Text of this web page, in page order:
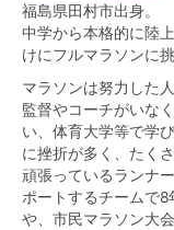
福島県田村市出身。
中学から本格的に陸
けにフルマラソンに
マラソンは努力した
監督やコーチがいな
い、体育大学等で学
に挫折が多く、たく
頑張っているランナ
ポートするチームで
や、市民マラソン大